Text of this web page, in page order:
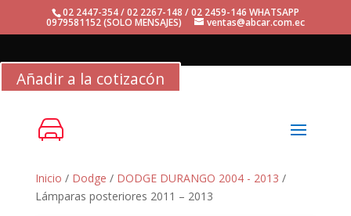
02 2447-354 / 02 2267-148 / 02 2459-146 WHATSAPP
0979581152 (SOLO MENSAJES) ventas@abcar.com.ec
Añadir a la cotizacón
Inicio / Dodge / DODGE DURANGO 2004 - 2013 /
Lámparas posteriores 2011 – 2013